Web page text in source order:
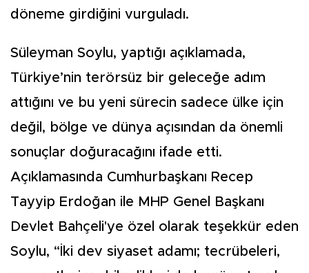
döneme girdiğini vurguladı.
Süleyman Soylu, yaptığı açıklamada,
Türkiye’nin terörsüz bir geleceğe adım
attığını ve bu yeni sürecin sadece ülke için
değil, bölge ve dünya açısından da önemli
sonuçlar doğuracağını ifade etti.
Açıklamasında Cumhurbaşkanı Recep
Tayyip Erdoğan ile MHP Genel Başkanı
Devlet Bahçeli'ye özel olarak teşekkür eden
Soylu, “İki dev siyaset adamı; tecrübeleri,